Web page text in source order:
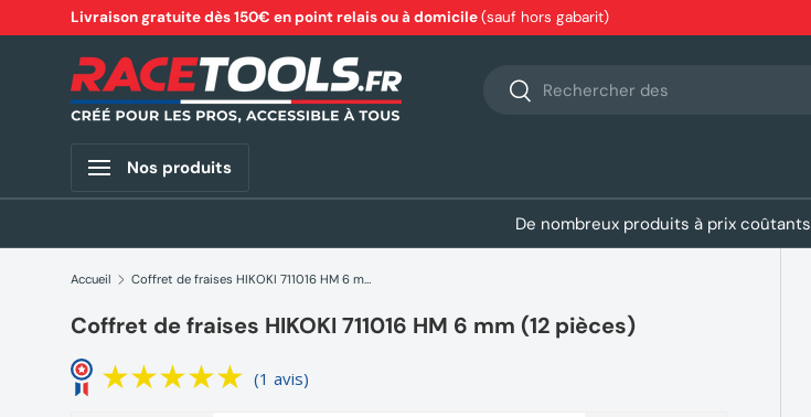
Aller au contenu
Livraison gratuite dès 150€ en point relais ou à domicile(sauf hors gabarit)
Recherche
Rechercher
Nos produits
De nombreux produits à prix coûtants
Accueil Coffret de fraises HIKOKI 711016 HM 6 mm (12 pièces)
Coffret de fraises HIKOKI 711016 HM 6 mm (12 pièces)
(1 avis)